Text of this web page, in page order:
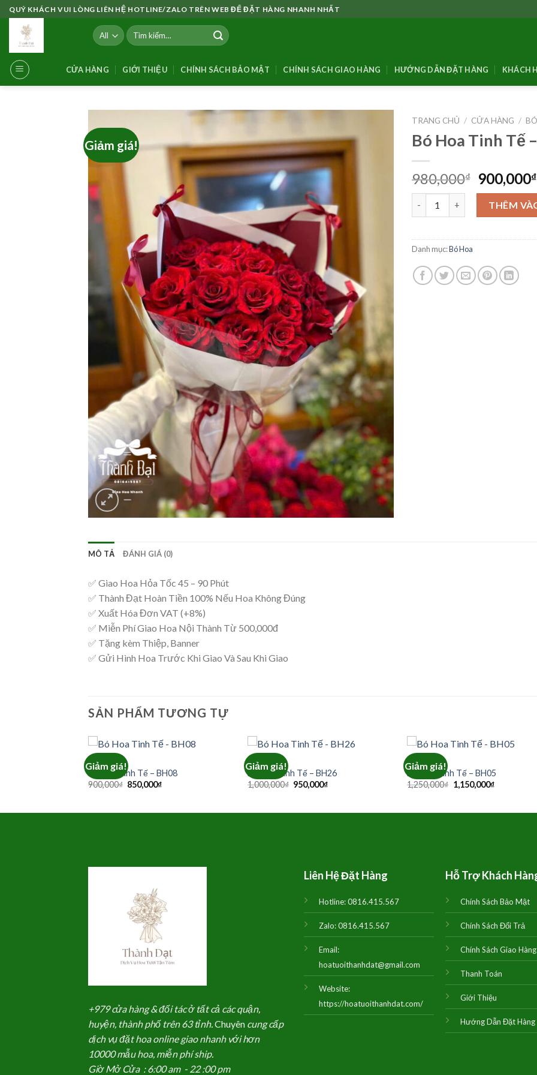
Skip
to
content
QUÝ KHÁCH VUI LÒNG LIÊN HỆ HOTLINE/ZALO TRÊN WEB ĐỂ ĐẶT HÀNG NHANH NHẤT
Tìm
kiếm:
CỬA HÀNG GIỚI THIỆU CHÍNH SÁCH BẢO MẬT CHÍNH SÁCH GIAO HÀNG HƯỚNG DẪN ĐẶT HÀNG KHÁCH
Giảm giá!
TRANG CHỦ / CỬA HÀNG /
Bó Hoa Tinh Tế
980,000₫
Giá
gốc
là:
900,000₫
Bó Hoa Tinh Tế - BH09 số lượng
THÊM
Danh mục:Bó Hoa
MÔ TẢ ĐÁNH GIÁ (0)
✅ Giao Hoa Hỏa Tốc 45 – 90 Phút
✅ Thành Đạt Hoàn Tiền 100% Nếu Hoa Không Đúng
✅ Xuất Hóa Đơn VAT (+8%)
✅ Miễn Phí Giao Hoa Nội Thành Từ 500,000đ
✅ Tặng kèm Thiệp, Banner
✅ Gửi Hình Hoa Trước Khi Giao Và Sau Khi Giao
SẢN PHẨM TƯƠNG TỰ
Giảm giá!
BÓ HOA
Bó Hoa Tinh Tế – BH08
900,000₫ Giá
850,000₫Giá
Giảm giá!
BÓ HOA
Bó Hoa Tinh Tế – BH26
1,000,000₫ Giá
950,000₫Giá
Giảm giá!
BÓ HOA
Bó Hoa Tinh Tế – BH05
1,250,000₫ Giá
gốc
1,150,000₫Giá
+979 cửa hàng & đối tác ở tất cả các quận,
huyện, thành phố trên 63 tỉnh.Chuyên cung cấp
dịch vụ đặt hoa online giao nhanh với hơn
10000 mẫu hoa, miễn phí ship.
Giờ Mở Cửa : 6:00 am - 22 :00 pm
Liên Hệ Đặt Hàng
Hotline:0816.415.567
Zalo:0816.415.567
Email:
hoatuoithanhdat@gmail.com
Website:
https://hoatuoithanhdat.com/
Hỗ Trợ Khách
Chính Sách Bảo Mật
Chính Sách Đổi Trả
Chính Sách Giao Hàng
Thanh Toán
Giới Thiệu
Hướng Dẫn Đặt Hàng